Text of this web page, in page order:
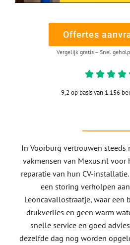
Offertes
Vergelijk gratis – Snel
9,2 op basis van 1.156
In Voorburg vertrouwen steeds
vakmensen van Mexus.nl voor
reparatie van hun CV-
een storing verholpen
Leoncavallostraatje, waar een
drukverlies en geen warm
snelle service en goed
dezelfde dag nog worden